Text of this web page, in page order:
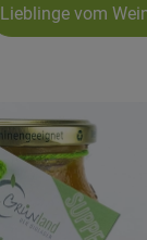
Lieblinge vom